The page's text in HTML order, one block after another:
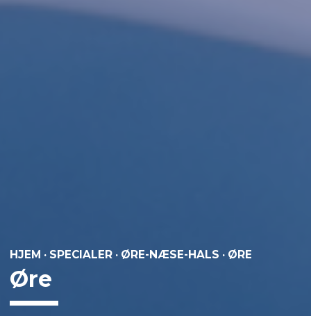
HJEM · SPECIALER · ØRE-NÆSE-HALS · ØRE
Øre